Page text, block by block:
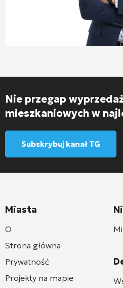
Nie przegap
mieszkaniowych w
Subskrybuj kanał TG
Miasta
O
Strona główna
Prywatność
Projekty na mapie